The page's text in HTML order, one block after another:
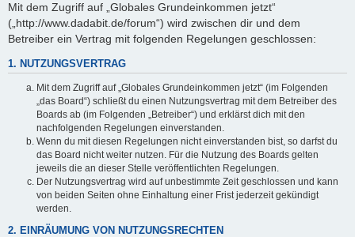
Mit dem Zugriff auf „Globales Grundeinkommen jetzt“
(„http://www.dadabit.de/forum“) wird zwischen dir und dem
Betreiber ein Vertrag mit folgenden Regelungen geschlossen:
1. NUTZUNGSVERTRAG
Mit dem Zugriff auf „Globales Grundeinkommen jetzt“ (im Folgenden
„das Board“) schließt du einen Nutzungsvertrag mit dem Betreiber des
Boards ab (im Folgenden „Betreiber“) und erklärst dich mit den
nachfolgenden Regelungen einverstanden.
Wenn du mit diesen Regelungen nicht einverstanden bist, so darfst du
das Board nicht weiter nutzen. Für die Nutzung des Boards gelten
jeweils die an dieser Stelle veröffentlichten Regelungen.
Der Nutzungsvertrag wird auf unbestimmte Zeit geschlossen und kann
von beiden Seiten ohne Einhaltung einer Frist jederzeit gekündigt
werden.
2. EINRÄUMUNG VON NUTZUNGSRECHTEN